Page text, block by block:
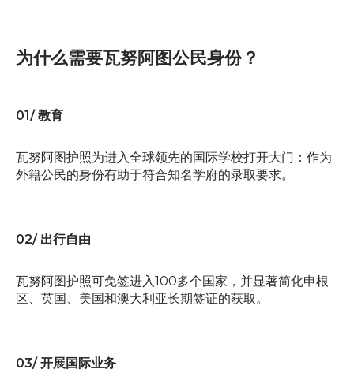
为什么需要瓦努阿图公民身份？
01/教育
瓦努阿图护照为进入全球领先的国际学校打开大门：作为
外籍公民的身份有助于符合知名学府的录取要求。
02/ 出行自由
瓦努阿图护照可免签进入100多个国家，并显著简化申根
区、英国、美国和澳大利亚长期签证的获取。
03/ 开展国际业务